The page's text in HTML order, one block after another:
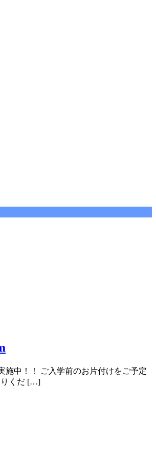
中！！ ご入学前のお片付けをご予定
りくだ […]